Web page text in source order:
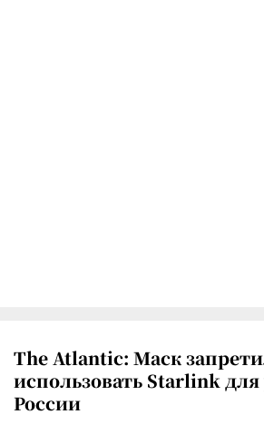
The Atlantic: Маск
использовать Starlink для
России